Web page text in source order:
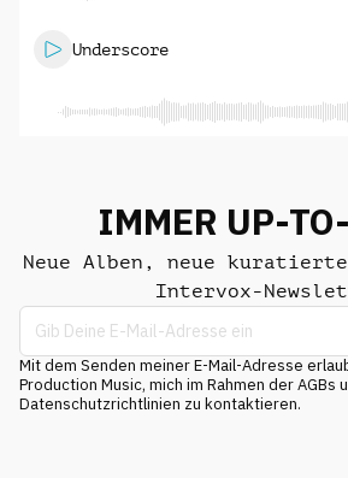
Underscore
IMMER UP-
Neue Alben, neue
Intervox-
Mit dem Senden meiner E-Mail-Adresse
Production Music, mich im Rahmen der AGBs
Datenschutzrichtlinien zu kontaktieren.